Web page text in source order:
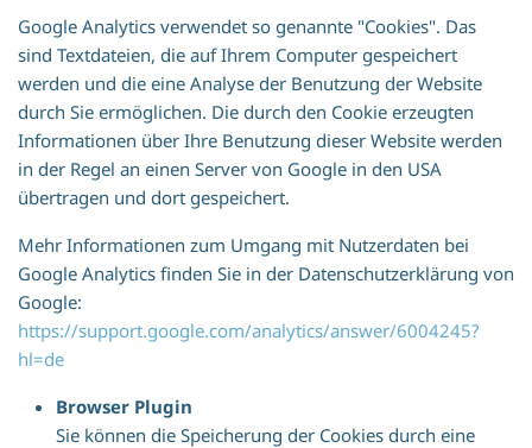
Google Analytics verwendet so genannte "Cookies". Das
sind Textdateien, die auf Ihrem Computer gespeichert
werden und die eine Analyse der Benutzung der Website
durch Sie ermöglichen. Die durch den Cookie erzeugten
Informationen über Ihre Benutzung dieser Website werden
in der Regel an einen Server von Google in den USA
übertragen und dort gespeichert.
Mehr Informationen zum Umgang mit Nutzerdaten bei
Google Analytics finden Sie in der Datenschutzerklärung von
Google:
https://support.google.com/analytics/answer/6004245?
hl=de
Browser Plugin
Sie können die Speicherung der Cookies durch eine